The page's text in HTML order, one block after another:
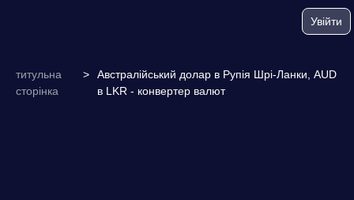
Увійти
титульна
сторінка
>
Австралійський долар в Рупія Шрі-Ланки, AUD
в LKR - конвертер валют